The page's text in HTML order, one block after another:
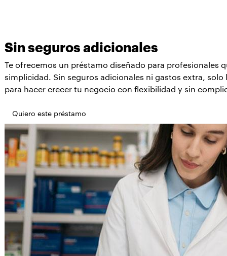
Sin seguros adicionales
Te ofrecemos un préstamo diseñado para profesionales
simplicidad. Sin seguros adicionales ni gastos extra,
para hacer crecer tu negocio con flexibilidad y sin
Quiero este préstamo